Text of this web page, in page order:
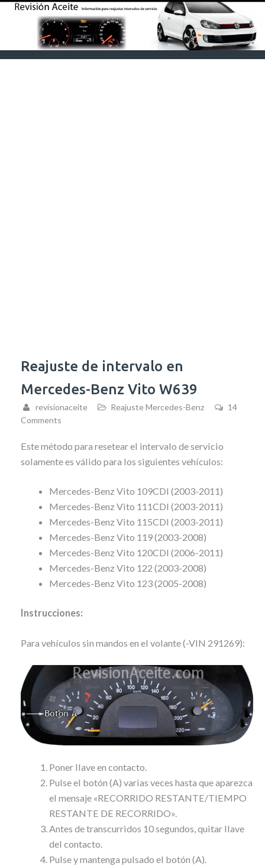
Reajuste de intervalo en
Mercedes-Benz Vito W639
revisionaceite Reajuste Mercedes-Benz
14
Comments
Este método para resetear el intervalo de servicio
solamente es válido para los siguientes vehículos:
Mercedes-Benz Vito 109CDI (2003-2011)
Mercedes-Benz Vito 111CDI (2003-2011)
Mercedes-Benz Vito 115CDI (2003-2011)
Mercedes-Benz Vito 119 (2003-2008)
Mercedes-Benz Vito 120CDI (2006-2011)
Mercedes-Benz Vito 122 (2003-2008)
Mercedes-Benz Vito 123 (2005-2008)
Instrucciones:
Para vehículos sin mandos en el volante (-VIN 291269):
Poner llave en contacto.
Pulse el botón (A) varias veces hasta que aparezca
el mensaje «RECORRIDO RESTANTE/TIEMPO
RESTANTE DE RECORRIDO».
Antes de transcurridos 10 segundos, quitar llave
del contacto.
Pulse y mantenga pulsado el botón (A).